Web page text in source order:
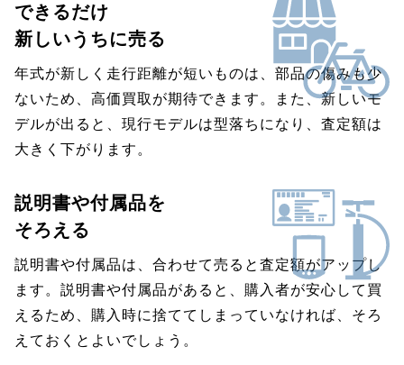
できるだけ
新しいうちに売る
年式が新しく走行距離が短いものは、部品の傷みも少
ないため、高価買取が期待できます。また、新しいモ
デルが出ると、現行モデルは型落ちになり、査定額は
大きく下がります。
説明書や付属品を
そろえる
説明書や付属品は、合わせて売ると査定額がアップし
ます。説明書や付属品があると、購入者が安心して買
えるため、購入時に捨ててしまっていなければ、そろ
えておくとよいでしょう。